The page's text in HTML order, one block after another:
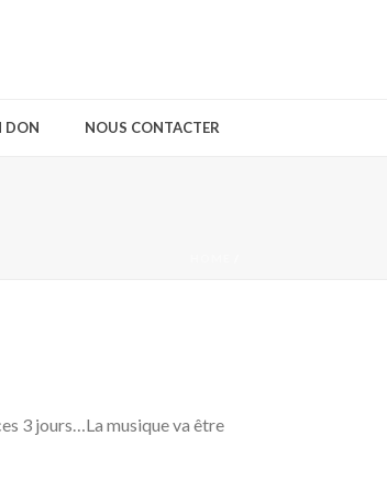
DON NOUS CONTACTER
3 jours…La musique va être